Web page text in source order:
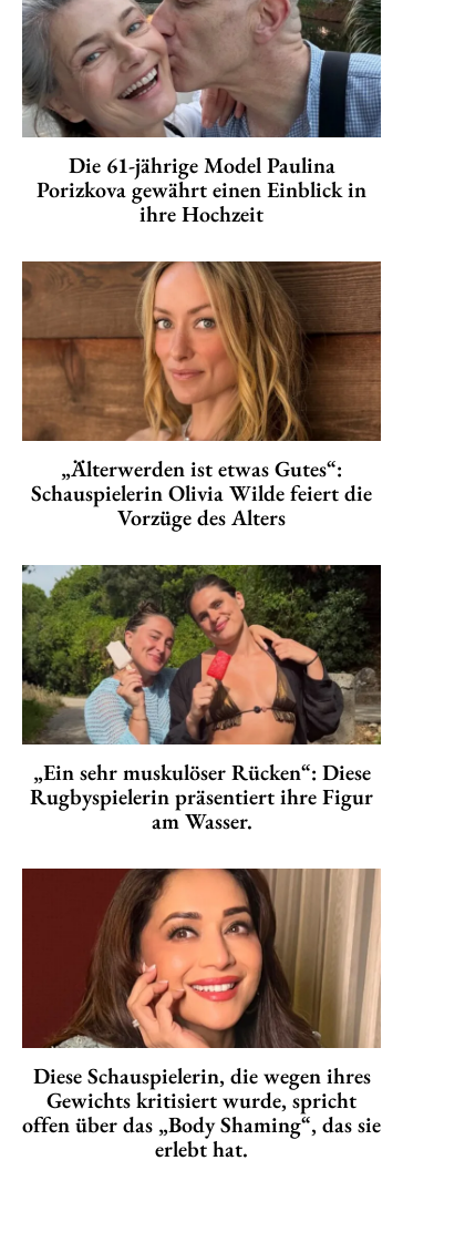
Die 61-jährige Model Paulina
Porizkova gewährt einen Einblick in
ihre Hochzeit
„Älterwerden ist etwas Gutes“:
Schauspielerin Olivia Wilde feiert die
Vorzüge des Alters
„Ein sehr muskulöser Rücken“: Diese
Rugbyspielerin präsentiert ihre Figur
am Wasser.
Diese Schauspielerin, die wegen ihres
Gewichts kritisiert wurde, spricht
offen über das „Body Shaming“, das sie
erlebt hat.